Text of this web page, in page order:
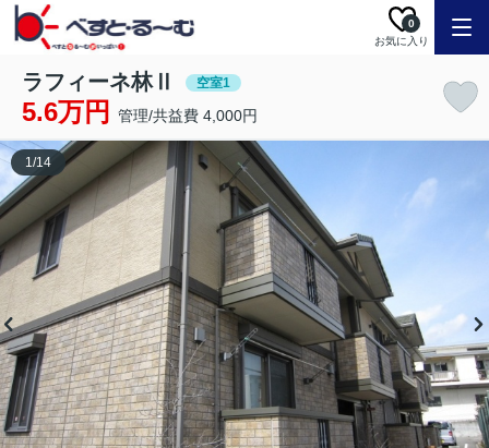
お気に入り
0
ラフィーネ林Ⅱ 空室1
5.6万円 管理/共益費 4,000円
1/14